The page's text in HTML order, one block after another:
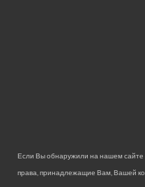
Если Вы обнаружили на нашем
права, принадлежащие Вам, Вашей